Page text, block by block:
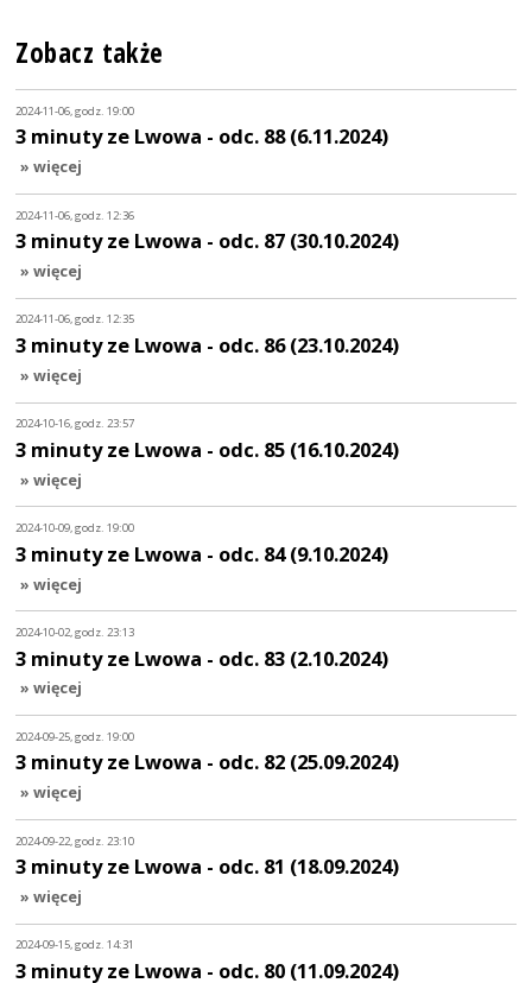
Zobacz także
2024-11-06, godz. 19:00
3 minuty ze Lwowa - odc. 88 (6.11.2024)
» więcej
2024-11-06, godz. 12:36
3 minuty ze Lwowa - odc. 87 (30.10.2024)
» więcej
2024-11-06, godz. 12:35
3 minuty ze Lwowa - odc. 86 (23.10.2024)
» więcej
2024-10-16, godz. 23:57
3 minuty ze Lwowa - odc. 85 (16.10.2024)
» więcej
2024-10-09, godz. 19:00
3 minuty ze Lwowa - odc. 84 (9.10.2024)
» więcej
2024-10-02, godz. 23:13
3 minuty ze Lwowa - odc. 83 (2.10.2024)
» więcej
2024-09-25, godz. 19:00
3 minuty ze Lwowa - odc. 82 (25.09.2024)
» więcej
2024-09-22, godz. 23:10
3 minuty ze Lwowa - odc. 81 (18.09.2024)
» więcej
2024-09-15, godz. 14:31
3 minuty ze Lwowa - odc. 80 (11.09.2024)